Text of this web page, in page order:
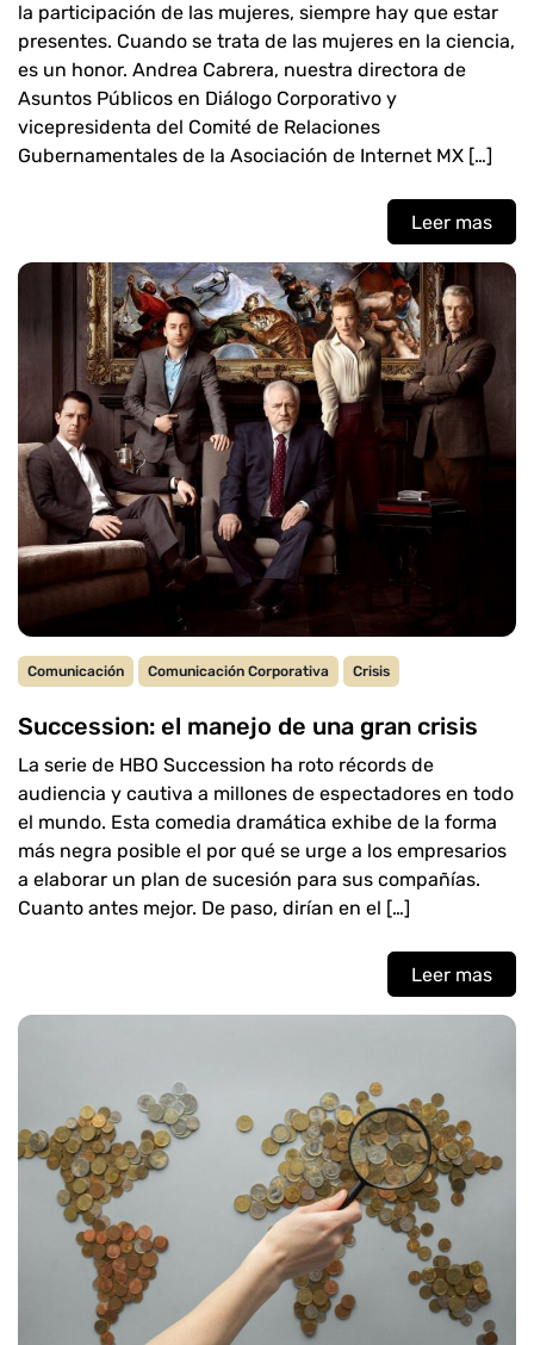
la participación de las mujeres, siempre hay que estar
presentes. Cuando se trata de las mujeres en la ciencia,
es un honor. Andrea Cabrera, nuestra directora de
Asuntos Públicos en Diálogo Corporativo y
vicepresidenta del Comité de Relaciones
Gubernamentales de la Asociación de Internet MX […]
Leer mas
Comunicación Comunicación Corporativa Crisis
Succession: el manejo de una gran crisis
La serie de HBO Succession ha roto récords de
audiencia y cautiva a millones de espectadores en todo
el mundo. Esta comedia dramática exhibe de la forma
más negra posible el por qué se urge a los empresarios
a elaborar un plan de sucesión para sus compañías.
Cuanto antes mejor. De paso, dirían en el […]
Leer mas